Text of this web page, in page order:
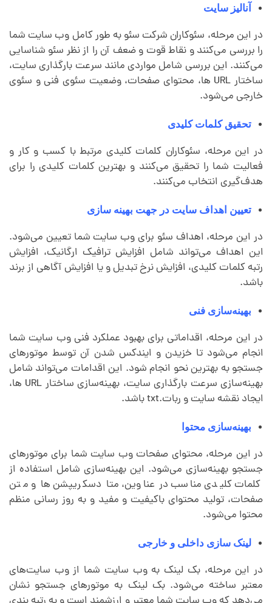
آنالیز سایت
در این مرحله، سئوکاران شرکت سئو به طور کامل وب سایت شما
را بررسی می‌کنند و نقاط قوت و ضعف آن را از نظر سئو شناسایی
می‌کنند. این بررسی شامل مواردی مانند سرعت بارگذاری سایت،
ساختار URL ها، محتوای صفحات، وضعیت سئوی فنی و سئوی
خارجی می‌شود.
تحقیق کلمات کلیدی
در این مرحله، سئوکاران کلمات کلیدی مرتبط با کسب و کار و
فعالیت شما را تحقیق می‌کنند و بهترین کلمات کلیدی را برای
هدف‌گیری انتخاب می‌کنند.
تعیین اهداف سایت در جهت بهینه سازی
در این مرحله، اهداف سئو برای وب سایت شما تعیین می‌شود.
این اهداف می‌تواند شامل افزایش ترافیک ارگانیک، افزایش
رتبه کلمات کلیدی، افزایش نرخ تبدیل و یا افزایش آگاهی از برند
باشد.
بهینه‌سازی فنی
در این مرحله، اقداماتی برای بهبود عملکرد فنی وب سایت شما
انجام می‌شود تا خزیدن و ایندکس شدن آن توسط موتورهای
جستجو به بهترین نحو انجام شود. این اقدامات می‌تواند شامل
بهینه‌سازی سرعت بارگذاری سایت، بهینه‌سازی ساختار URL ها،
ایجاد نقشه سایت و ربات.txt باشد.
بهینه‌سازی محتوا
در این مرحله، محتوای صفحات وب سایت شما برای موتورهای
جستجو بهینه‌سازی می‌شود. این بهینه‌سازی شامل استفاده از
کلمات کلیدی مناسب در عناوین، متا دسکریپشن ها و متن
صفحات، تولید محتوای باکیفیت و مفید و به روز رسانی منظم
محتوا می‌شود.
لینک سازی داخلی و خارجی
در این مرحله، بک لینک به وب سایت شما از وب سایت‌های
معتبر ساخته می‌شود. بک لینک به موتورهای جستجو نشان